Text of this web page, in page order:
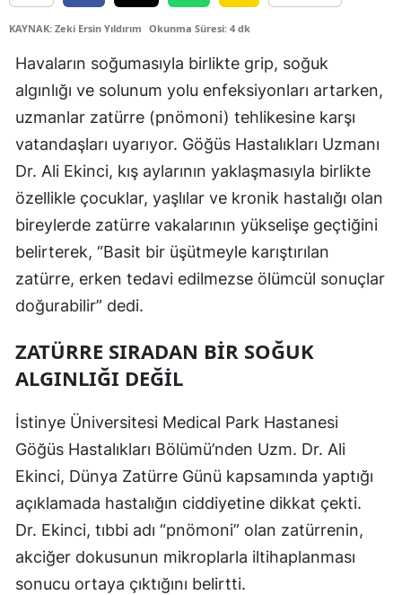
Edirne
Erzincan
Erzurum
Eskişehir
Gaziantep
Giresun
Gümüşhane
Hatay
Mersin
İstanbul
İzmir
Kars
Kastamonu
KAYNAK: Zeki Ersin Yıldırım Okunma Süresi: 4 dk
Havaların soğumasıyla birlikte grip, soğuk
algınlığı ve solunum yolu enfeksiyonları artarken,
uzmanlar zatürre (pnömoni) tehlikesine karşı
vatandaşları uyarıyor. Göğüs Hastalıkları Uzmanı
Dr. Ali Ekinci, kış aylarının yaklaşmasıyla birlikte
özellikle çocuklar, yaşlılar ve kronik hastalığı olan
bireylerde zatürre vakalarının yükselişe geçtiğini
belirterek, “Basit bir üşütmeyle karıştırılan
zatürre, erken tedavi edilmezse ölümcül sonuçlar
doğurabilir” dedi.
ZATÜRRE SIRADAN BIR SOĞUK
ALGINLIĞI DEĞIL
İstinye Üniversitesi Medical Park Hastanesi
Göğüs Hastalıkları Bölümü’nden Uzm. Dr. Ali
Ekinci, Dünya Zatürre Günü kapsamında yaptığı
açıklamada hastalığın ciddiyetine dikkat çekti.
Dr. Ekinci, tıbbi adı “pnömoni” olan zatürrenin,
akciğer dokusunun mikroplarla iltihaplanması
sonucu ortaya çıktığını belirtti.